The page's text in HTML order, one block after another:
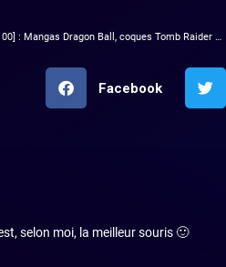
: Mangas Dragon Ball, coques Tomb Raider …
Facebook
selon moi, la meilleur souris 🙂